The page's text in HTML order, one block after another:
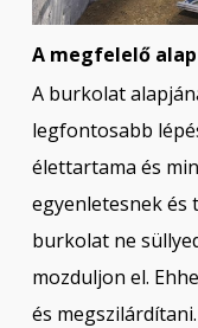
A megfelelő
A burkolat
legfontosabb
élettartama és
egyenletesnek és
burkolat ne
mozduljon el.
és